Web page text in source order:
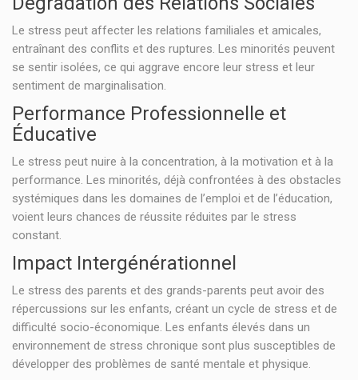
Le stress peut affecter les relations familiales et amicales,
entraînant des conflits et des ruptures. Les minorités peuvent
se sentir isolées, ce qui aggrave encore leur stress et leur
sentiment de marginalisation.
Performance Professionnelle et
Éducative
Le stress peut nuire à la concentration, à la motivation et à la
performance. Les minorités, déjà confrontées à des obstacles
systémiques dans les domaines de l’emploi et de l’éducation,
voient leurs chances de réussite réduites par le stress
constant.
Impact Intergénérationnel
Le stress des parents et des grands-parents peut avoir des
répercussions sur les enfants, créant un cycle de stress et de
difficulté socio-économique. Les enfants élevés dans un
environnement de stress chronique sont plus susceptibles de
développer des problèmes de santé mentale et physique.